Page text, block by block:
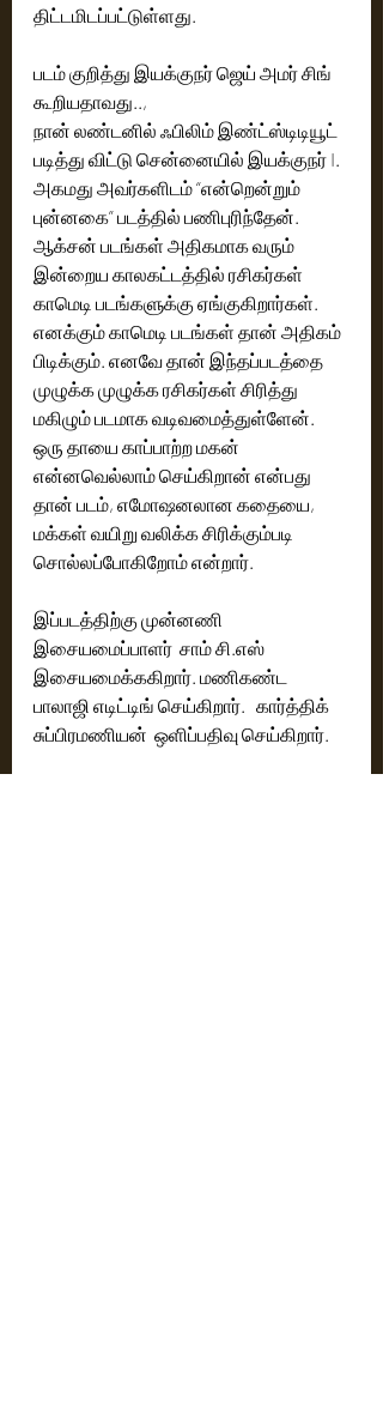
திட்டமிடப்பட்டுள்ளது.
படம் குறித்து இயக்குநர் ஜெய் அமர் சிங்
கூறியதாவது..,
நான் லண்டனில் ஃபிலிம் இண்ட்ஸ்டிடியூட்
படித்து விட்டு சென்னையில் இயக்குநர் I.
அகமது அவர்களிடம் “என்றென்றும்
புன்னகை” படத்தில் பணிபுரிந்தேன்.
ஆக்சன் படங்கள் அதிகமாக வரும்
இன்றைய காலகட்டத்தில் ரசிகர்கள்
காமெடி படங்களுக்கு ஏங்குகிறார்கள்.
எனக்கும் காமெடி படங்கள் தான் அதிகம்
பிடிக்கும். எனவே தான் இந்தப்படத்தை
முழுக்க முழுக்க ரசிகர்கள் சிரித்து
மகிழும் படமாக வடிவமைத்துள்ளேன்.
ஒரு தாயை காப்பாற்ற மகன்
என்னவெல்லாம் செய்கிறான் என்பது
தான் படம், எமோஷனலான கதையை,
மக்கள் வயிறு வலிக்க சிரிக்கும்படி
சொல்லப்போகிறோம் என்றார்.
இப்படத்திற்கு முன்னணி
இசையமைப்பாளர்  சாம் சி.எஸ்
இசையமைக்ககிறார். மணிகண்ட
பாலாஜி எடிட்டிங் செய்கிறார்.   கார்த்திக்
சுப்பிரமணியன்  ஒளிப்பதிவு செய்கிறார்.